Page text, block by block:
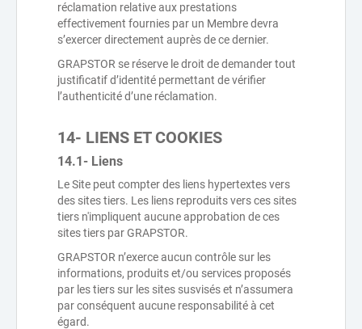
réclamation relative aux prestations
effectivement fournies par un Membre devra
s’exercer directement auprès de ce dernier.
GRAPSTOR se réserve le droit de demander tout
justificatif d’identité permettant de vérifier
l’authenticité d’une réclamation.
14- LIENS ET COOKIES
14.1- Liens
Le Site peut compter des liens hypertextes vers
des sites tiers. Les liens reproduits vers ces sites
tiers n'impliquent aucune approbation de ces
sites tiers par GRAPSTOR.
GRAPSTOR n’exerce aucun contrôle sur les
informations, produits et/ou services proposés
par les tiers sur les sites susvisés et n’assumera
par conséquent aucune responsabilité à cet
égard.